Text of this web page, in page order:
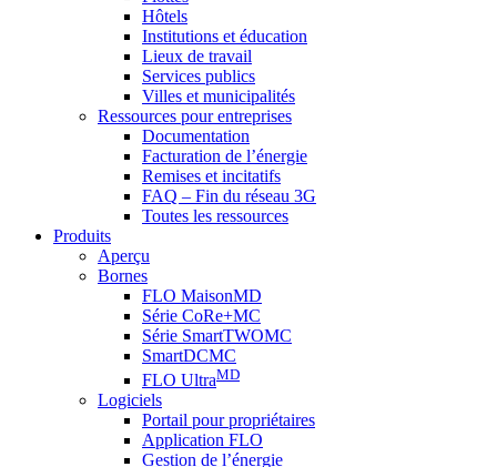
Hôtels
Institutions et éducation
Lieux de travail
Services publics
Villes et municipalités
Ressources pour entreprises
Documentation
Facturation de l’énergie
Remises et incitatifs
FAQ – Fin du réseau 3G
Toutes les ressources
Produits
Aperçu
Bornes
FLO MaisonMD
Série CoRe+MC
Série SmartTWOMC
SmartDCMC
FLO UltraMD
Logiciels
Portail pour propriétaires
Application FLO
Gestion de l’énergie